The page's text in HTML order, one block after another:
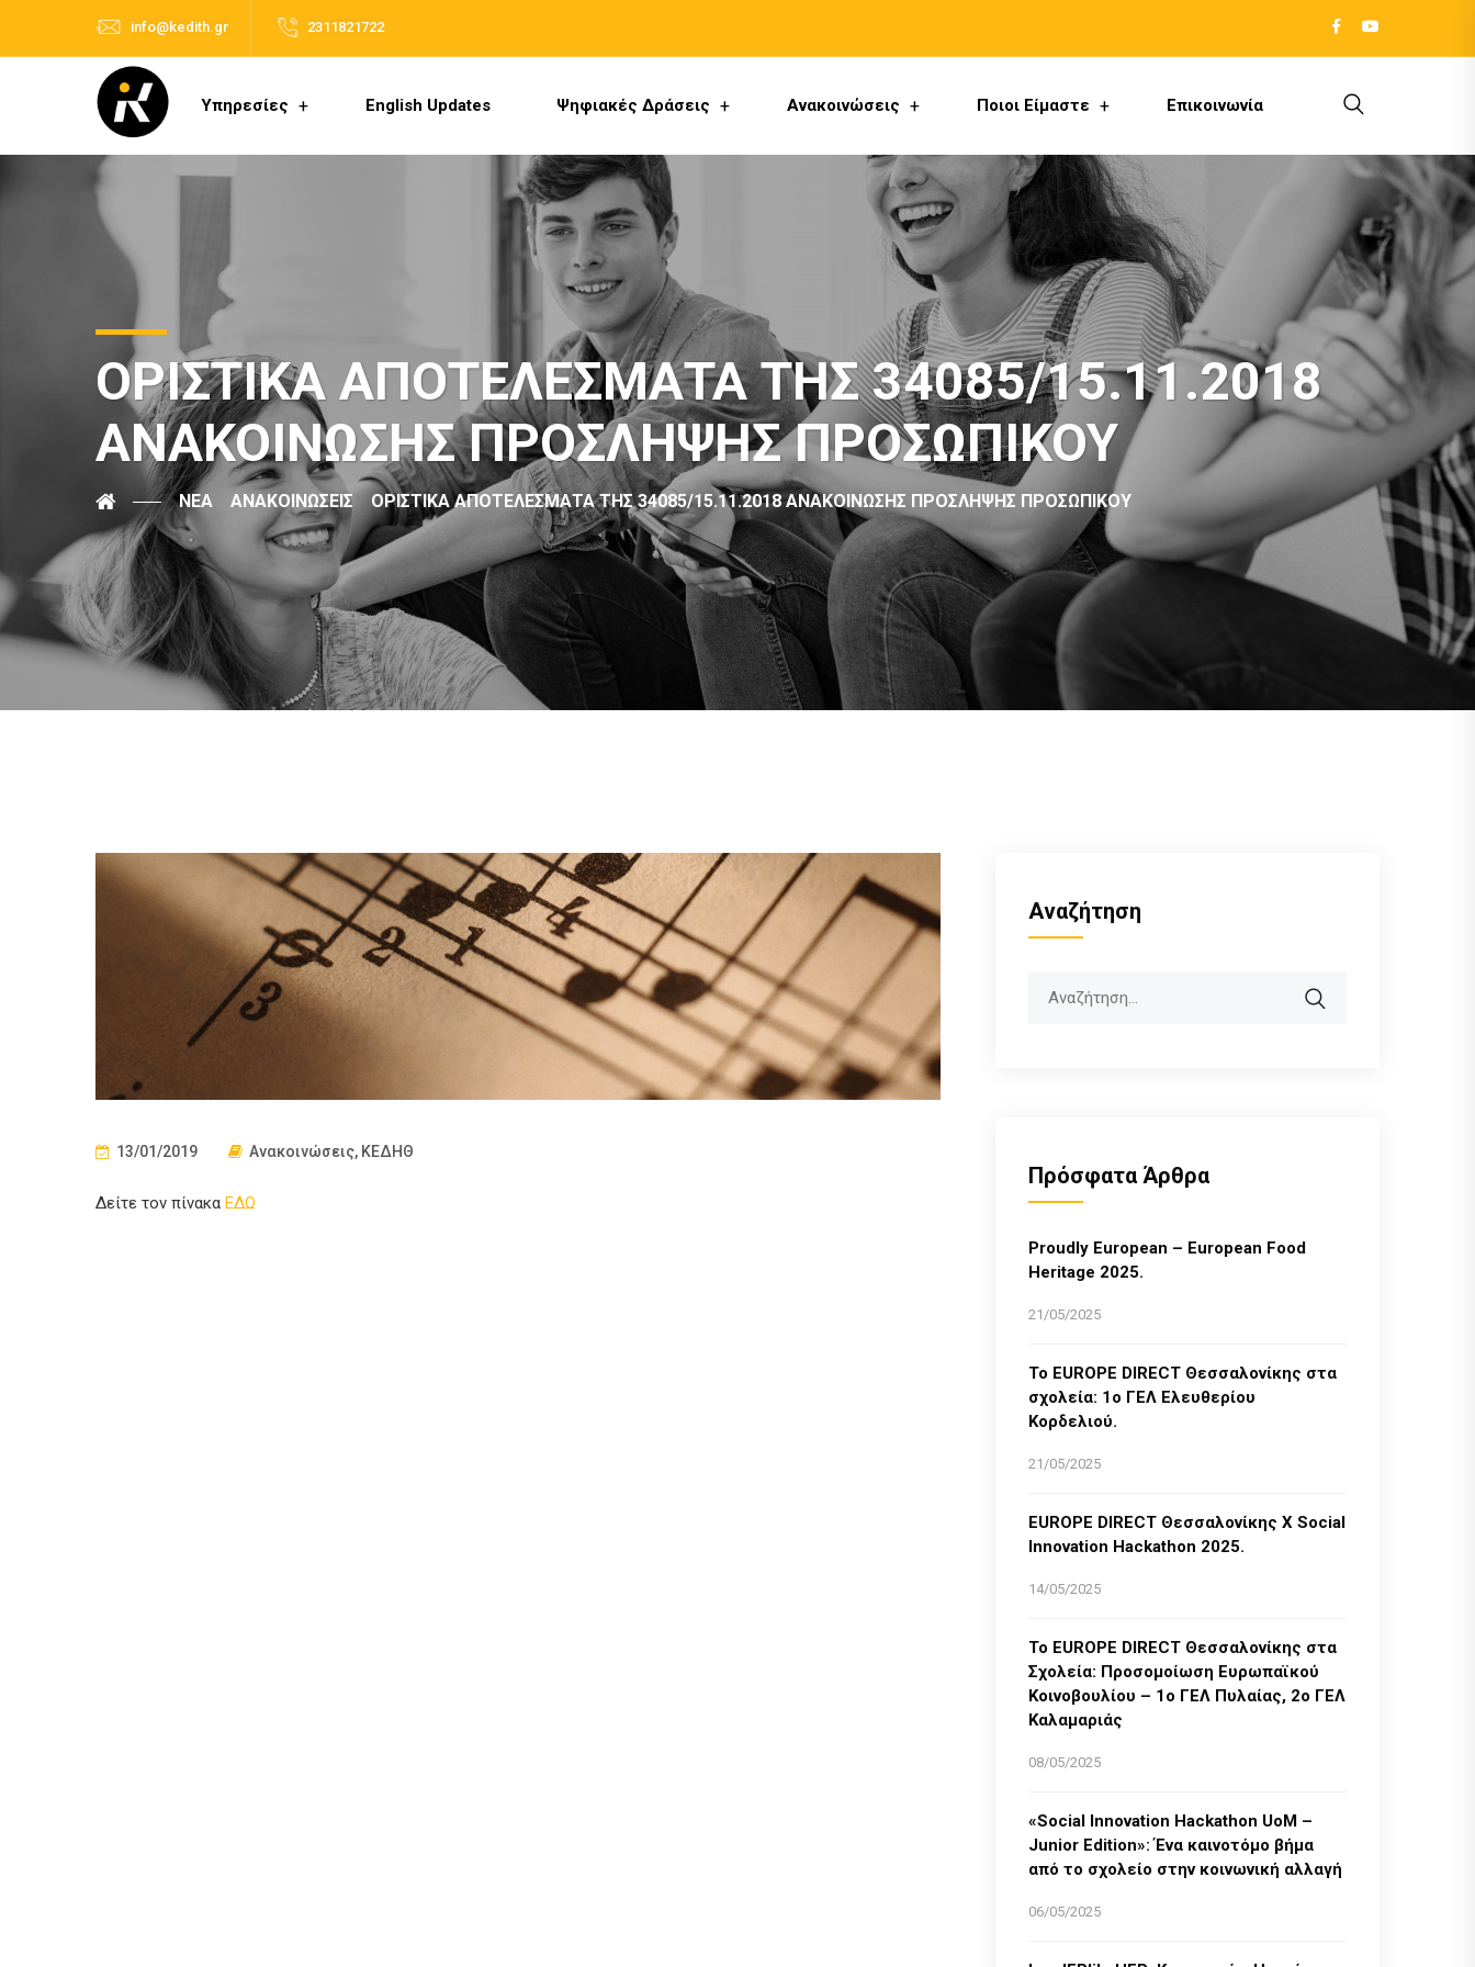
info@kedith.gr 2311821722
Υπηρεσίες English Updates Ψηφιακές Δράσεις Ανακοινώσεις Ποιοι Είμαστε Επικοινωνία
ΟΡΙΣΤΙΚΑ ΑΠΟΤΕΛΕΣΜΑΤΑ ΤΗΣ 34085/15.11.2018
ΑΝΑΚΟΙΝΩΣΗΣ ΠΡΟΣΛΗΨΗΣ ΠΡΟΣΩΠΙΚΟΥ
ΝΈΑ ΑΝΑΚΟΙΝΏΣΕΙΣ ΟΡΙΣΤΙΚΑ ΑΠΟΤΕΛΕΣΜΑΤΑ ΤΗΣ 34085/15.11.2018 ΑΝΑΚΟΙΝΩΣΗΣ ΠΡΟΣΛΗΨΗΣ ΠΡΟΣΩΠΙΚΟΥ
13/01/2019 Ανακοινώσεις, ΚΕΔΗΘ
Δείτε τον πίνακα ΕΔΩ
Αναζήτηση
Πρόσφατα Άρθρα
Proudly European – European Food
Heritage 2025.
21/05/2025
Το EUROPE DIRECT Θεσσαλονίκης στα
σχολεία: 1ο ΓΕΛ Ελευθερίου
Κορδελιού.
21/05/2025
EUROPE DIRECT Θεσσαλονίκης Χ Social
Innovation Hackathon 2025.
14/05/2025
Το EUROPE DIRECT Θεσσαλονίκης στα
Σχολεία: Προσομοίωση Ευρωπαϊκού
Κοινοβουλίου – 1ο ΓΕΛ Πυλαίας, 2ο ΓΕΛ
Καλαμαριάς
08/05/2025
«Social Innovation Hackathon UoM –
Junior Edition»: Ένα καινοτόμο βήμα
από το σχολείο στην κοινωνική αλλαγή
06/05/2025